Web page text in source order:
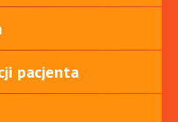
pacjenta